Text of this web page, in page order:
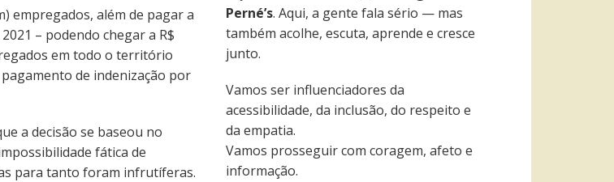
empregados, além de pagar a
– podendo chegar a R$
em todo o território
de indenização por
a decisão se baseou no
fática de
para tanto foram infrutíferas.
Perné’s. Aqui, a gente fala sério — mas
também acolhe, escuta, aprende e cresce
junto.
Vamos ser influenciadores da
acessibilidade, da inclusão, do respeito e
da empatia.
Vamos prosseguir com coragem, afeto e
informação.